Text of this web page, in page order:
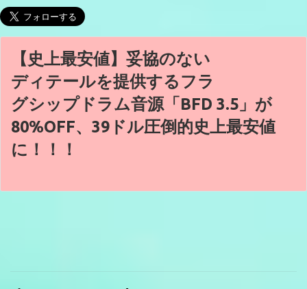
【史上最安値】妥協のない
ディテールを提供するフラ
グシップドラム音源「BFD 3.5」が
80%OFF、39ドル圧倒的史上最安値
に！！！